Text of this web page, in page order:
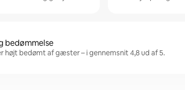
bedømmelse
højt bedømt af gæster – i gennemsnit 4,8 ud af 5.